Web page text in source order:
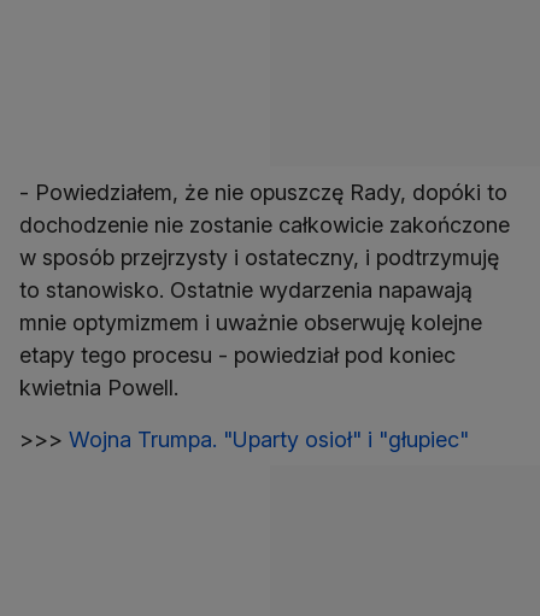
- Powiedziałem, że nie opuszczę Rady, dopóki to
dochodzenie nie zostanie całkowicie zakończone
w sposób przejrzysty i ostateczny, i podtrzymuję
to stanowisko. Ostatnie wydarzenia napawają
mnie optymizmem i uważnie obserwuję kolejne
etapy tego procesu - powiedział pod koniec
kwietnia Powell.
>>> Wojna Trumpa. "Uparty osioł" i "głupiec"